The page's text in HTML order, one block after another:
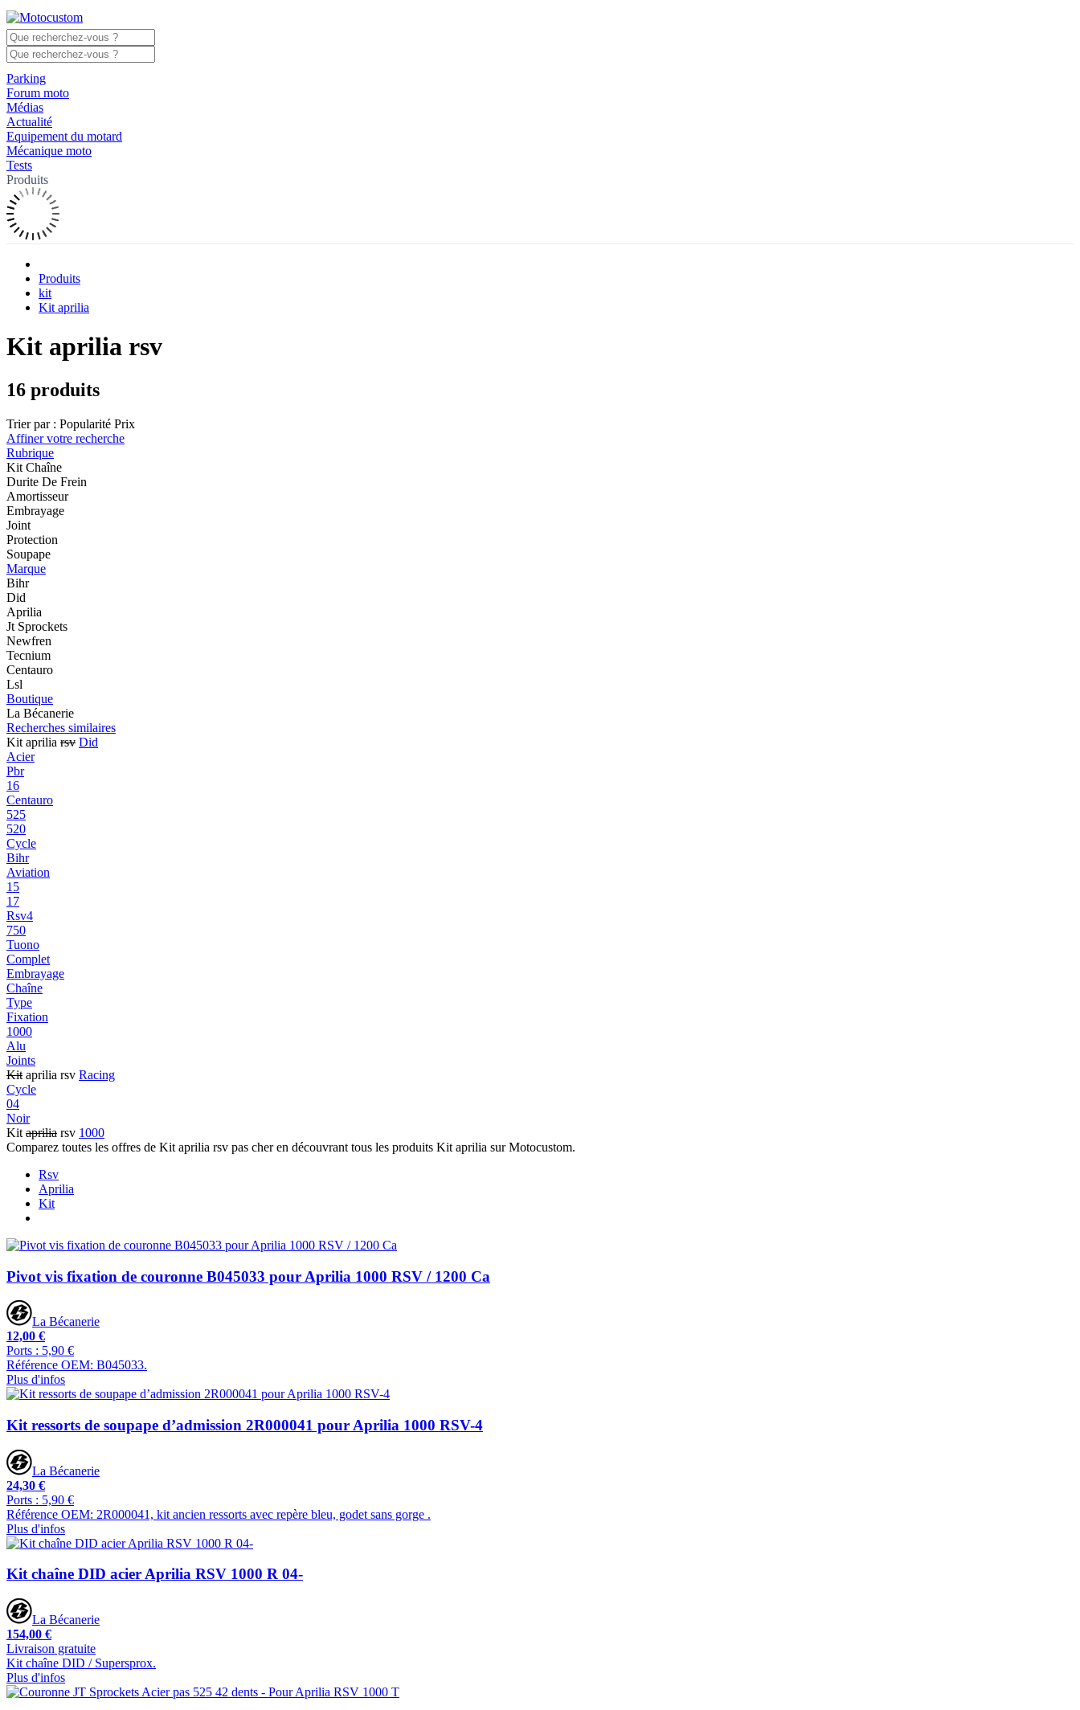
Parking
Forum moto
Médias
Actualité
Equipement du motard
Mécanique moto
Tests
Produits
Produits
kit
Kit aprilia
Kit aprilia rsv
16 produits
Trier par : Popularité Prix
Affiner votre recherche
Rubrique
Kit Chaîne
Durite De Frein
Amortisseur
Embrayage
Joint
Protection
Soupape
Marque
Bihr
Did
Aprilia
Jt Sprockets
Newfren
Tecnium
Centauro
Lsl
Boutique
La Bécanerie
Recherches similaires
Kit aprilia rsv Did
Acier
Pbr
16
Centauro
525
520
Cycle
Bihr
Aviation
15
17
Rsv4
750
Tuono
Complet
Embrayage
Chaîne
Type
Fixation
1000
Alu
Joints
Kit aprilia rsv Racing
Cycle
04
Noir
Kit aprilia rsv 1000
Comparez toutes les offres de Kit aprilia rsv pas cher en découvrant tous les produits Kit aprilia sur Motocustom.
Rsv
Aprilia
Kit
Pivot vis fixation de couronne B045033 pour Aprilia 1000 RSV / 1200 Ca
La Bécanerie
12,00 €
Ports : 5,90 €
Référence OEM: B045033.
Plus d'infos
Kit ressorts de soupape d’admission 2R000041 pour Aprilia 1000 RSV-4
La Bécanerie
24,30 €
Ports : 5,90 €
Référence OEM: 2R000041, kit ancien ressorts avec repère bleu, godet sans gorge .
Plus d'infos
Kit chaîne DID acier Aprilia RSV 1000 R 04-
La Bécanerie
154,00 €
Livraison gratuite
Kit chaîne DID / Supersprox.
Plus d'infos